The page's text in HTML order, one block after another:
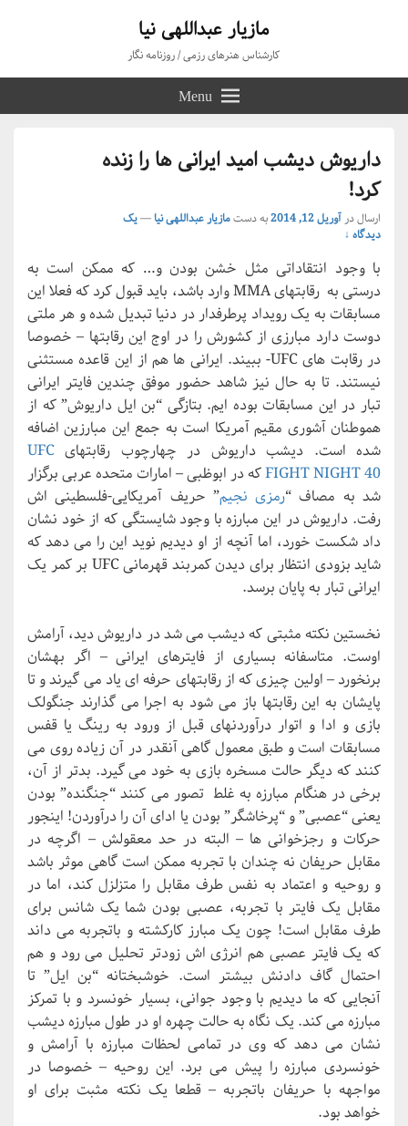
مازیار عبداللهی نیا
کارشناس هنرهای رزمی / روزنامه نگار
Menu
داریوش دیشب امید ایرانی ها را زنده
کرد!
ارسال درآوریل 12, 2014 به دستمازیار عبداللهی نیا—یک
دیدگاه ↓
با وجود انتقاداتی مثل خشن بودن و… که ممکن است به
درستی به رقابتهای MMA وارد باشد، باید قبول کرد که فعلا این
مسابقات به یک رویداد پرطرفدار در دنیا تبدیل شده و هر ملتی
دوست دارد مبارزی از کشورش را در اوج این رقابتها – خصوصا
در رقابت های UFC- ببیند. ایرانی ها هم از این قاعده مستثنی
نیستند. تا به حال نیز شاهد حضور موفق چندین فایتر ایرانی
تبار در این مسابقات بوده ایم. بتازگی “بن ایل داریوش” که از
هموطنان آشوری مقیم آمریکا است به جمع این مبارزین اضافه
شده است. دیشب داریوش در چهارچوب رقابتهای UFC
FIGHT NIGHT 40که در ابوظبی – امارات متحده عربی برگزار
شد به مصاف “رمزی نجیم” حریف آمریکایی-فلسطینی اش
رفت. داریوش در این مبارزه با وجود شایستگی که از خود نشان
داد شکست خورد، اما آنچه از او دیدیم نوید این را می دهد که
شاید بزودی انتظار برای دیدن کمربند قهرمانی UFC بر کمر یک
ایرانی تبار به پایان برسد.
نخستین نکته مثبتی که دیشب می شد در داریوش دید، آرامش
اوست. متاسفانه بسیاری از فایترهای ایرانی – اگر بهشان
برنخورد – اولین چیزی که از رقابتهای حرفه ای یاد می گیرند و تا
پایشان به این رقابتها باز می شود به اجرا می گذارند جنگولک
بازی و ادا و اتوار درآوردنهای قبل از ورود به رینگ یا قفس
مسابقات است و طبق معمول گاهی آنقدر در آن زیاده روی می
کنند که دیگر حالت مسخره بازی به خود می گیرد. بدتر از آن،
برخی در هنگام مبارزه به غلط تصور می کنند “جنگنده” بودن
یعنی “عصبی” و “پرخاشگر” بودن یا ادای آن را درآوردن! اینجور
حرکات و رجزخوانی ها – البته در حد معقولش – اگرچه در
مقابل حریفان نه چندان با تجربه ممکن است گاهی موثر باشد
و روحیه و اعتماد به نفس طرف مقابل را متزلزل کند، اما در
مقابل یک فایتر با تجربه، عصبی بودن شما یک شانس برای
طرف مقابل است! چون یک مبارز کارکشته و باتجربه می داند
که یک فایتر عصبی هم انرژی اش زودتر تحلیل می رود و هم
احتمال گاف دادنش بیشتر است. خوشبختانه “بن ایل” تا
آنجایی که ما دیدیم با وجود جوانی، بسیار خونسرد و با تمرکز
مبارزه می کند. یک نگاه به حالت چهره او در طول مبارزه دیشب
نشان می دهد که وی در تمامی لحظات مبارزه با آرامش و
خونسردی مبارزه را پیش می برد. این روحیه – خصوصا در
مواجهه با حریفان باتجربه – قطعا یک نکته مثبت برای او
خواهد بود.